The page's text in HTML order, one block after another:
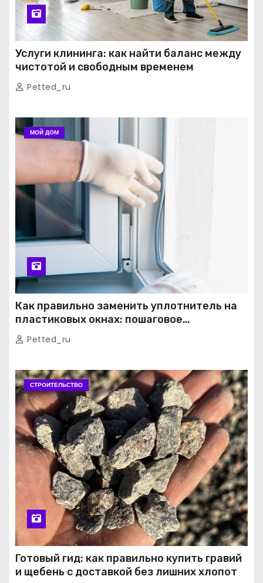
Услуги клининга: как найти баланс между
чистотой и свободным временем
Petted_ru
МОЙ ДОМ
Как правильно заменить уплотнитель на
пластиковых окнах: пошаговое
руководство от экспертов
Petted_ru
СТРОИТЕЛЬСТВО
Готовый гид: как правильно купить гравий
и щебень с доставкой без лишних хлопот